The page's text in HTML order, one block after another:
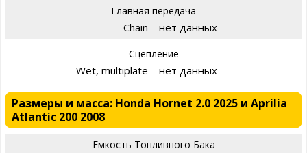
Главная передача
Chain нет данных
Сцепление
Wet, multiplate нет данных
Размеры и масса: Honda Hornet 2.0 2025 и Aprilia
Atlantic 200 2008
Емкость Топливного Бака